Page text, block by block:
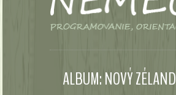
ALBUM: NOVÝ ZÉLAND